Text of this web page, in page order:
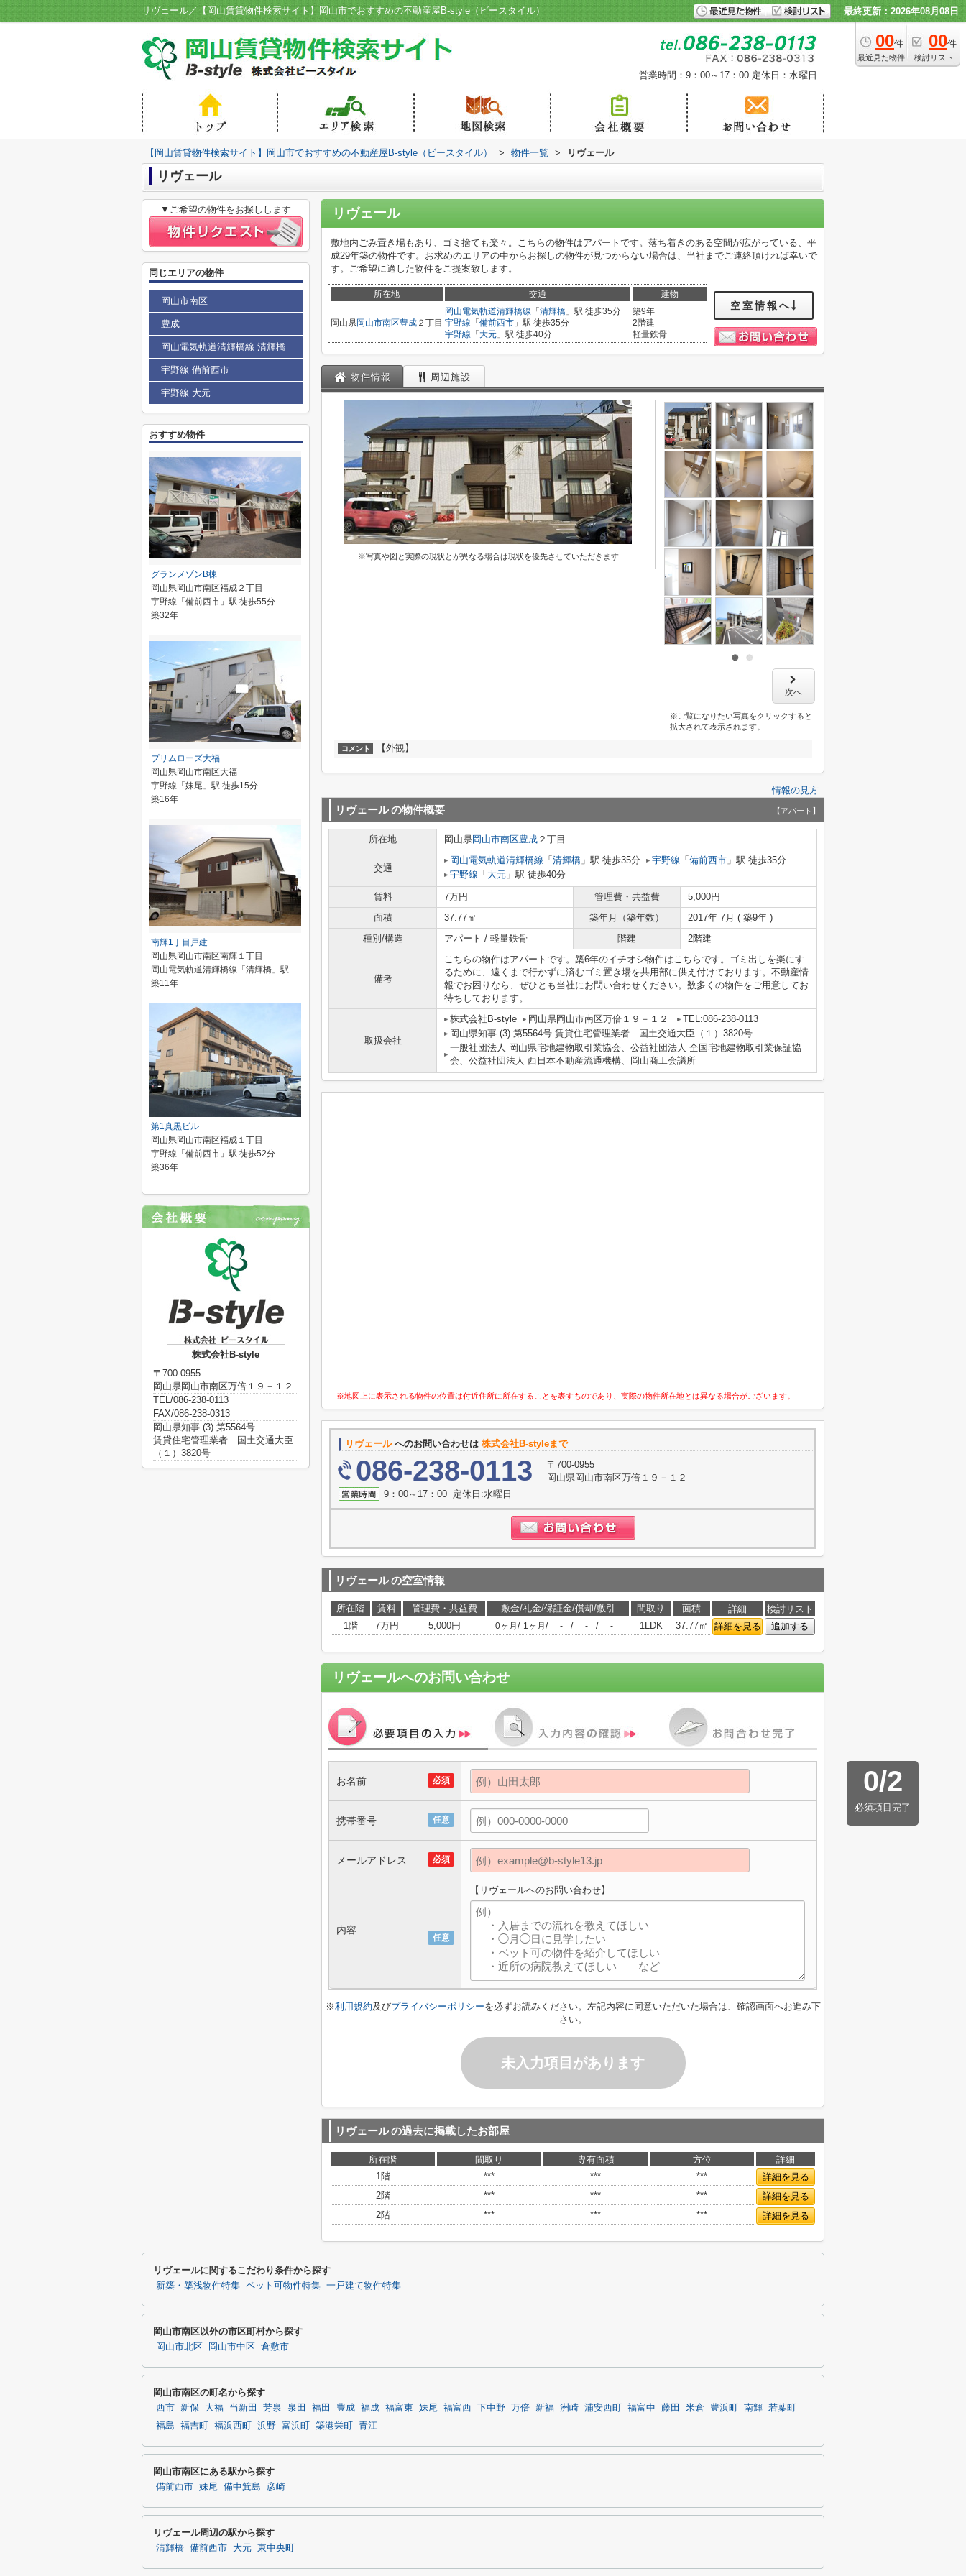
リヴェール／【岡山賃貸物件検索サイト】岡山市でおすすめの不動産屋B-style（ビースタイル） 最終更新：2026年08月08日
00件
最近見た物件
00件
検討リスト
営業時間：9：00～17：00 定休日：水曜日
【岡山賃貸物件検索サイト】岡山市でおすすめの不動産屋B-style（ビースタイル） > 物件一覧 > リヴェール
リヴェール
リヴェール
敷地内ごみ置き場もあり、ゴミ捨ても楽々。こちらの物件はアパートです。落ち着きのある空間が広がっている、平
成29年築の物件です。お求めのエリアの中からお探しの物件が見つからない場合は、当社までご連絡頂ければ幸いで
す。ご希望に適した物件をご提案致します。
所在地 交通 建物
岡山県岡山市南区豊成 ２丁目
岡山電気軌道清輝橋線 「 清輝橋 」駅 徒歩35分
宇野線 「 備前西市 」駅 徒歩35分
宇野線 「 大元 」駅 徒歩40分
築9年
2階建
軽量鉄骨
空室情報へ
物件情報 周辺施設
※写真や図と実際の現状とが異なる場合は現状を優先させていただきます
次へ
※ご覧になりたい写真をクリックすると
拡大されて表示されます。
コメント 【外観】
情報の見方
リヴェールの物件概要 【アパート】
所在地 岡山県岡山市南区豊成 ２丁目
交通
岡山電気軌道清輝橋線 「 清輝橋 」駅 徒歩35分 宇野線 「 備前西市 」駅 徒歩35分
宇野線 「 大元 」駅 徒歩40分
賃料 7万円 管理費・共益費
5,000円
面積
37.77㎡ 築年月（築年数）
2017年 7月 ( 築9年 )
種別/構造
アパート / 軽量鉄骨 階建 2階建
備考
こちらの物件はアパートです。築6年のイチオシ物件はこちらです。ゴミ出しを楽にす
るために、遠くまで行かずに済むゴミ置き場を共用部に供え付けております。不動産情
報でお困りなら、ぜひとも当社にお問い合わせください。数多くの物件をご用意してお
待ちしております。
取扱会社
株式会社B-style 岡山県岡山市南区万倍１９－１２
TEL:086-238-0113
岡山県知事 (3) 第5564号 賃貸住宅管理業者 国土交通大臣（１）3820号
一般社団法人 岡山県宅地建物取引業協会、公益社団法人 全国宅地建物取引業保証協
会、公益社団法人 西日本不動産流通機構、岡山商工会議所
※地図上に表示される物件の位置は付近住所に所在することを表すものであり、実際の物件所在地とは異なる場合がございます。
リヴェールへのお問い合わせは 株式会社B-styleまで
086-238-0113
〒700-0955
岡山県岡山市南区万倍１９－１２
9：00～17：00 定休日:水曜日
リヴェールの空室情報
所在階 賃料 管理費・共益費 敷金/礼金/保証金/償却/敷引 間取り 面積 詳細
検討リスト
1階
7万円 5,000円 0ヶ月 / 1ヶ月 / - / - / - 1LDK 37.77㎡ 詳細を見る 追加する
リヴェールへのお問い合わせ
0/2
必須項目完了
必須
お名前
任意
携帯番号
必須
メールアドレス
任意
内容
【リヴェールへのお問い合わせ】
※利用規約及びプライバシーポリシーを必ずお読みください。左記内容に同意いただいた場合は、確認画面へお進み下
さい。
未入力項目があります
リヴェールの過去に掲載したお部屋
所在階 間取り 専有面積 方位
詳細
1階
*** *** ***
詳細を見る
2階
*** *** ***
詳細を見る
2階
*** *** *** 詳細を見る
▼ご希望の物件をお探しします
同じエリアの物件
岡山市南区
豊成
岡山電気軌道清輝橋線 清輝橋
宇野線 備前西市
宇野線 大元
おすすめ物件
グランメゾンB棟
岡山県岡山市南区福成２丁目
宇野線「備前西市」駅 徒歩55分
築32年
プリムローズ大福
岡山県岡山市南区大福
宇野線「妹尾」駅 徒歩15分
築16年
南輝1丁目戸建
岡山県岡山市南区南輝１丁目
岡山電気軌道清輝橋線「清輝橋」駅
築11年
第1真黒ビル
岡山県岡山市南区福成１丁目
宇野線「備前西市」駅 徒歩52分
築36年
株式会社B-style
〒700-0955
岡山県岡山市南区万倍１９－１２
TEL/086-238-0113
FAX/086-238-0313
岡山県知事 (3) 第5564号
賃貸住宅管理業者 国土交通大臣
（１）3820号
リヴェールに関するこだわり条件から探す
新築・築浅物件特集 ペット可物件特集 一戸建て物件特集
岡山市南区以外の市区町村から探す
岡山市北区 岡山市中区 倉敷市
岡山市南区の町名から探す
西市 新保 大福 当新田 芳泉 泉田 福田 豊成 福成 福富東 妹尾 福富西 下中野 万倍 新福 洲崎 浦安西町 福富中 藤田 米倉 豊浜町 南輝 若葉町
福島
福吉町 福浜西町 浜野 富浜町 築港栄町 青江
岡山市南区にある駅から探す
備前西市 妹尾 備中箕島 彦崎
リヴェール周辺の駅から探す
清輝橋 備前西市 大元 東中央町